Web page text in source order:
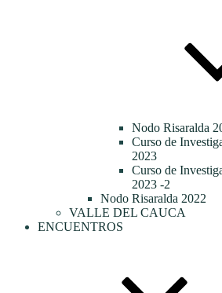
Nodo Risaralda
Curso de
2023
Curso de
2023 -2
Nodo Risaralda 2022
VALLE DEL CAUCA
ENCUENTROS